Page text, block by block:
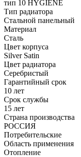
тип 10 HYGIENE
Тип радиатора
Стальной панельный
Материал
Сталь
Цвет корпуса
Silver Satin
Цвет радиатора
Серебристый
Гарантийный срок
10 лет
Срок службы
15 лет
Страна производства
РОССИЯ
Потребительские
Область применения
Отопление